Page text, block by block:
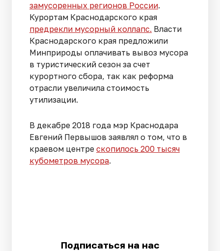
замусоренных регионов России.
Курортам Краснодарского края
предрекли мусорный коллапс. Власти
Краснодарского края предложили
Минприроды оплачивать вывоз мусора
в туристический сезон за счет
курортного сбора, так как реформа
отрасли увеличила стоимость
утилизации.
В декабре 2018 года мэр Краснодара
Евгений Первышов заявлял о том, что в
краевом центре скопилось 200 тысяч
кубометров мусора.
Подписаться на нас